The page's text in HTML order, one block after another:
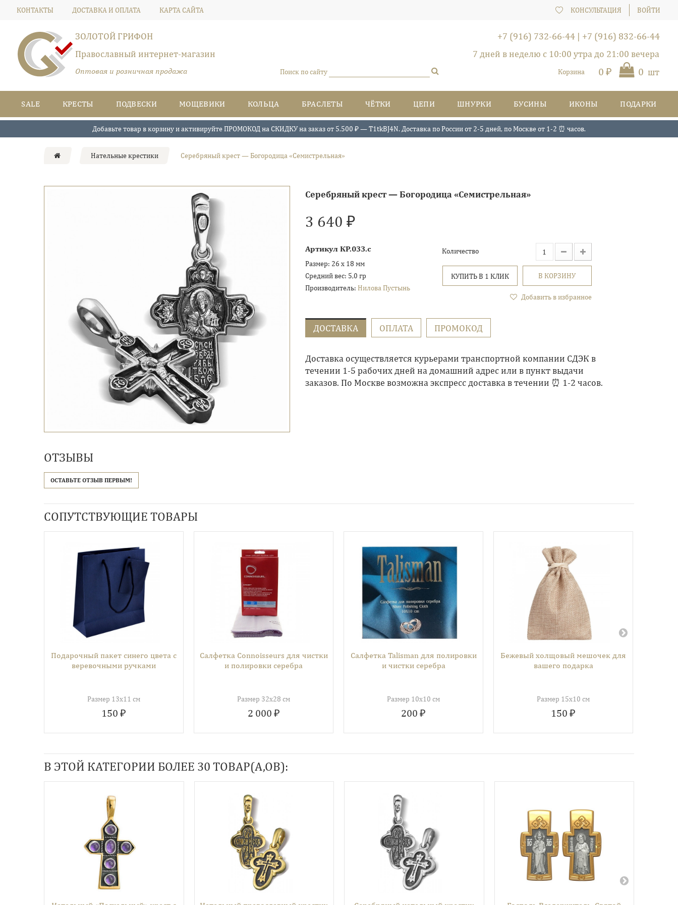
ВОЙТИ
КОНСУЛЬТАЦИЯ
КОНТАКТЫ ДОСТАВКА И ОПЛАТА КАРТА САЙТА
ЗОЛОТОЙ ГРИФОН
Православный интернет-магазин
Оптовая и розничная продажа Поиск по сайту
+7 (916) 732-66-44 | +7 (916) 832-66-44
7 дней в неделю с 10:00 утра до 21:00 вечера
Корзина 0 ₽ 0 шт
SALE КРЕСТЫ ПОДВЕСКИ МОЩЕВИКИ КОЛЬЦА БРАСЛЕТЫ ЧЁТКИ ЦЕПИ ШНУРКИ БУСИНЫ ИКОНЫ ПОДАРКИ
Добавьте товар в корзину и активируйте ПРОМОКОД на СКИДКУ на заказ от 5.500 ₽ — T1tkBJ4N. Доставка по России от 2-5 дней, по Москве от 1-2 ⏰ часов.
Нательные крестики Серебряный крест — Богородица «Семистрельная»
Серебряный крест — Богородица «Семистрельная»
3 640 ₽
Артикул КР.033.с
Размер: 26 х 18 мм
Средний вес: 5,0 гр
Производитель: Нилова Пустынь
Количество
В КОРЗИНУ
КУПИТЬ В 1 КЛИК
Добавить в избранное
ДОСТАВКА ОПЛАТА ПРОМОКОД
Доставка осуществляется курьерами транспортной компании СДЭК в
течении 1-5 рабочих дней на домашний адрес или в пункт выдачи
заказов. По Москве возможна экспресс доставка в течении ⏰ 1-2 часов.
ОТЗЫВЫ
ОСТАВЬТЕ ОТЗЫВ ПЕРВЫМ!
СОПУТСТВУЮЩИЕ ТОВАРЫ
Подарочный пакет синего цвета с
веревочными ручками
Размер 13х11 см
150 ₽
Салфетка Connoisseurs для чистки
и полировки серебра
Размер 32х28 см
2 000 ₽
Салфетка Talisman для полировки
и чистки серебра
Размер 10х10 см
200 ₽
Бежевый холщовый мешочек для
вашего подарка
Размер 15х10 см
150 ₽
В ЭТОЙ КАТЕГОРИИ БОЛЕЕ 30 ТОВАР(А,ОВ):